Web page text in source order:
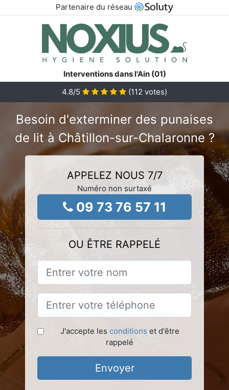
Partenaire du réseau
Interventions dans l'Ain (01)
4.8/5 (112 votes)
Besoin d'exterminer des punaises
de lit à Châtillon-sur-Chalaronne ?
APPELEZ NOUS 7/7
Numéro non surtaxé
09 73 76 57 11
OU ÊTRE RAPPELÉ
J'accepte les conditions et d'être
rappelé
Envoyer